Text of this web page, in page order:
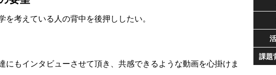
を考えている人の背中を後押ししたい。
にもインタビューさせて頂き、共感できるような動画を心掛けま
課題